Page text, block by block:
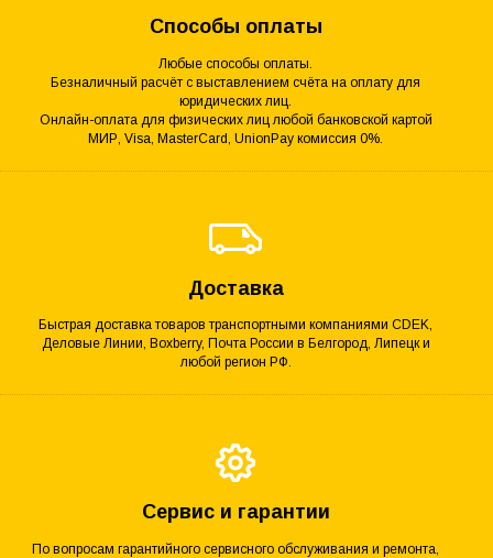
Способы оплаты
Любые способы оплаты.
Безналичный расчёт с выставлением счёта на оплату для
юридических лиц.
Онлайн-оплата для физических лиц любой банковской картой
МИР, Visa, MasterCard, UnionPay комиссия 0%.
Доставка
Быстрая доставка товаров транспортными компаниями CDEK,
Деловые Линии, Boxberry, Почта России в Белгород, Липецк и
любой регион РФ.
Сервис и гарантии
По вопросам гарантийного сервисного обслуживания и ремонта,